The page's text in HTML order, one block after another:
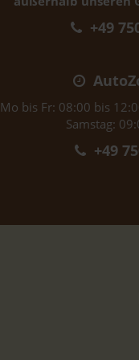
+49
Mo bis Fr: 08:00 bis
Samstag:
+49